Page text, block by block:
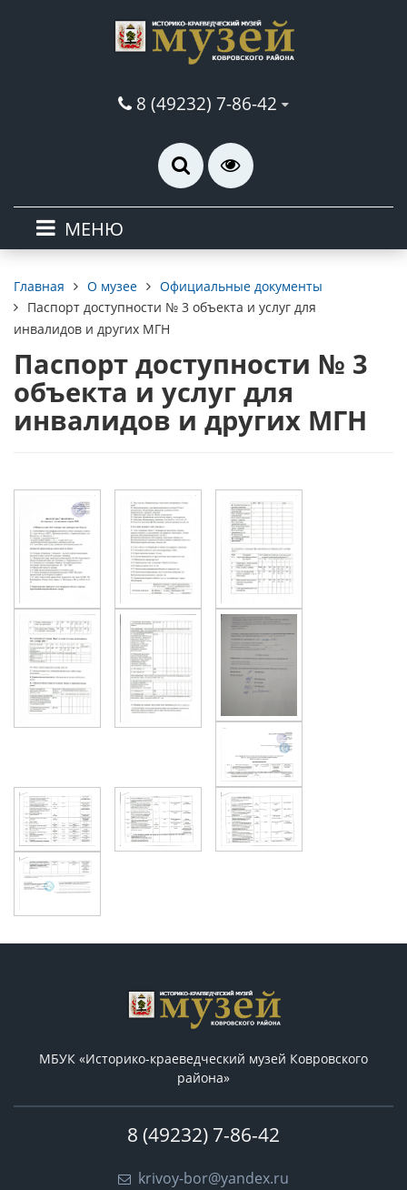
8 (49232) 7-86-42
МЕНЮ
Главная О музее
Официальные документы
Паспорт доступности № 3 объекта и услуг для
инвалидов и других МГН
Паспорт доступности № 3
объекта и услуг для
инвалидов и других МГН
МБУК «Историко-краеведческий музей Ковровского
района»
8 (49232) 7-86-42
krivoy-bor@yandex.ru